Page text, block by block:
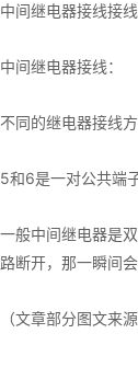
中间继电器接线接
中间继电器接线：
不同的继电器接线
5和6是一对公共端
一般中间继电器是
路断开，那一瞬间
（文章部分图文来